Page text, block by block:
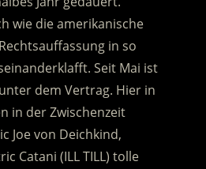
wie die amerikanische
in so
Seit Mai ist
dem Vertrag. Hier in
in der Zwischenzeit
Joe von Deichkind,
Catani (ILL TILL) tolle